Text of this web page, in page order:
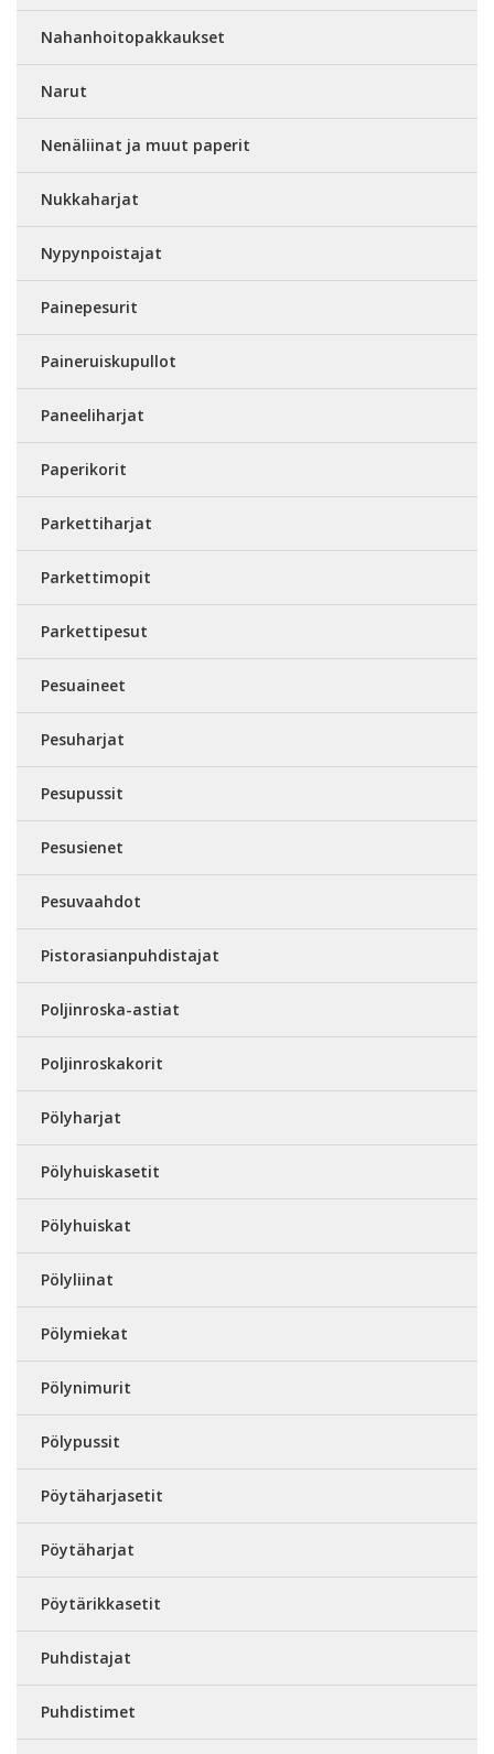
Nahanhoitopakkaukset
Narut
Nenäliinat ja muut paperit
Nukkaharjat
Nypynpoistajat
Painepesurit
Paineruiskupullot
Paneeliharjat
Paperikorit
Parkettiharjat
Parkettimopit
Parkettipesut
Pesuaineet
Pesuharjat
Pesupussit
Pesusienet
Pesuvaahdot
Pistorasianpuhdistajat
Poljinroska-astiat
Poljinroskakorit
Pölyharjat
Pölyhuiskasetit
Pölyhuiskat
Pölyliinat
Pölymiekat
Pölynimurit
Pölypussit
Pöytäharjasetit
Pöytäharjat
Pöytärikkasetit
Puhdistajat
Puhdistimet